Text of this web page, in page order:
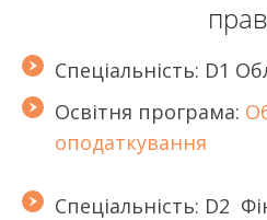
Спеціальність: D1
Освітня програма:
оподаткування
Спеціальність: D2